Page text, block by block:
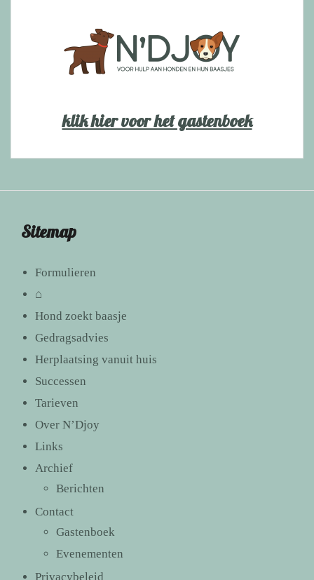
klik hier voor het gastenboek
Sitemap
Formulieren
⌂
Hond zoekt baasje
Gedragsadvies
Herplaatsing vanuit huis
Successen
Tarieven
Over N’Djoy
Links
Archief
Berichten
Contact
Gastenboek
Evenementen
Privacybeleid